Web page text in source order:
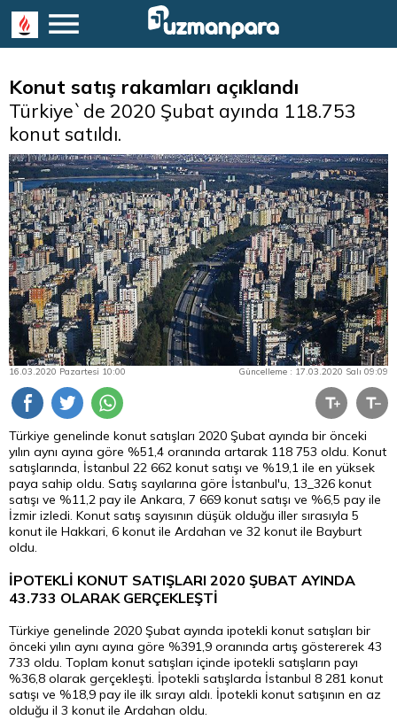
Konut satış rakamları açıklandı
Türkiye`de 2020 Şubat ayında 118.753
konut satıldı.
16.03.2020 Pazartesi 10:00 Güncelleme : 17.03.2020 Salı 09:09
Türkiye genelinde konut satışları 2020 Şubat ayında bir önceki
yılın aynı ayına göre %51,4 oranında artarak 118 753 oldu. Konut
satışlarında, İstanbul 22 662 konut satışı ve %19,1 ile en yüksek
paya sahip oldu. Satış sayılarına göre İstanbul'u, 13_326 konut
satışı ve %11,2 pay ile Ankara, 7 669 konut satışı ve %6,5 pay ile
İzmir izledi. Konut satış sayısının düşük olduğu iller sırasıyla 5
konut ile Hakkari, 6 konut ile Ardahan ve 32 konut ile Bayburt
oldu.
İPOTEKLİ KONUT SATIŞLARI 2020 ŞUBAT AYINDA
43.733 OLARAK GERÇEKLEŞTİ
Türkiye genelinde 2020 Şubat ayında ipotekli konut satışları bir
önceki yılın aynı ayına göre %391,9 oranında artış göstererek 43
733 oldu. Toplam konut satışları içinde ipotekli satışların payı
%36,8 olarak gerçekleşti. İpotekli satışlarda İstanbul 8 281 konut
satışı ve %18,9 pay ile ilk sırayı aldı. İpotekli konut satışının en az
olduğu il 3 konut ile Ardahan oldu.